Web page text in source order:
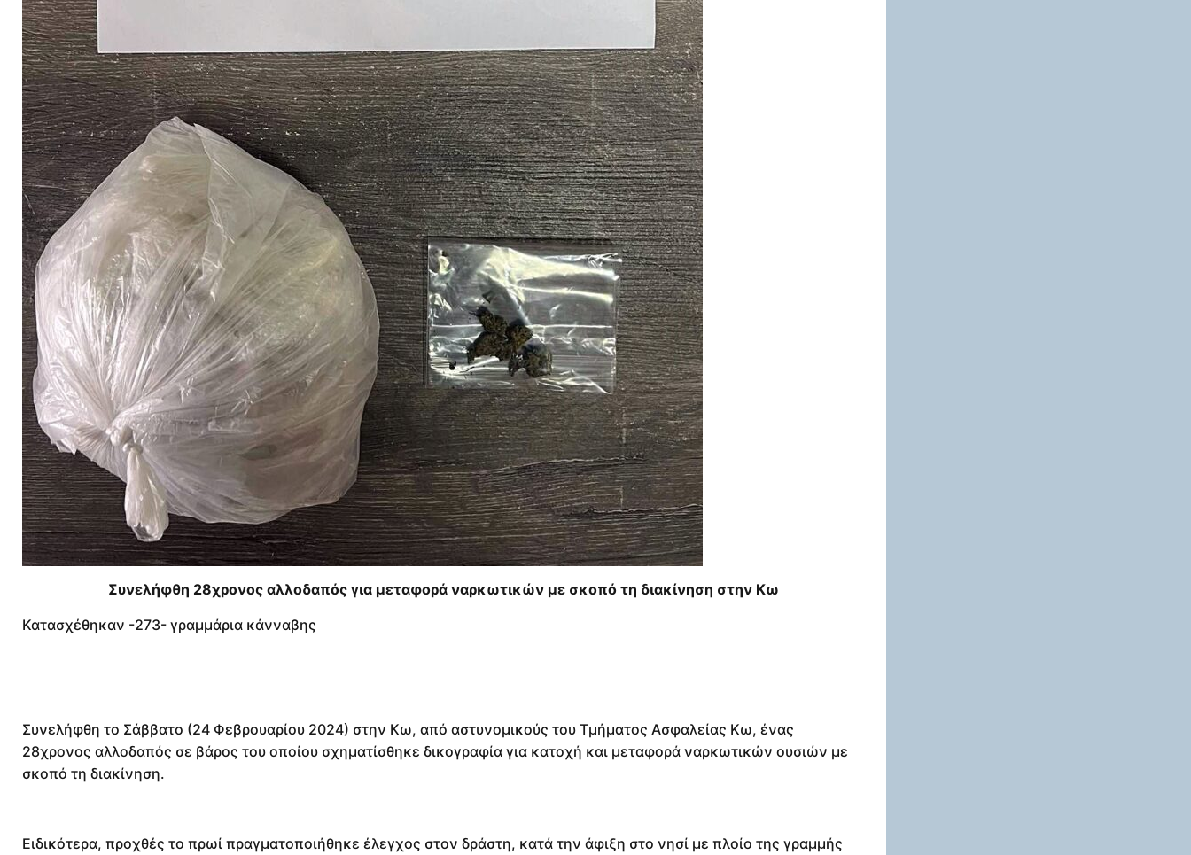
Συνελήφθη 28χρονος αλλοδαπός για μεταφορά ναρκωτικών με σκοπό τη διακίνηση στην Κω
Κατασχέθηκαν -273- γραμμάρια κάνναβης
Συνελήφθη το Σάββατο (24 Φεβρουαρίου 2024) στην Κω, από αστυνομικούς του Τμήματος Ασφαλείας Κω, ένας
28χρονος αλλοδαπός σε βάρος του οποίου σχηματίσθηκε δικογραφία για κατοχή και μεταφορά ναρκωτικών ουσιών με
σκοπό τη διακίνηση.
Ειδικότερα, προχθές το πρωί πραγματοποιήθηκε έλεγχος στον δράστη, κατά την άφιξη στο νησί με πλοίο της γραμμής